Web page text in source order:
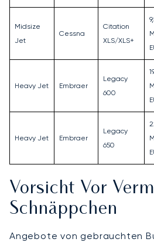
Midsize
Jet
Cessna
Citation
XLS/XLS+
Heavy Jet Embraer
Legacy
600
Heavy Jet Embraer
Legacy
650
Vorsicht Vor
Schnäppchen
Angebote von gebrauchten